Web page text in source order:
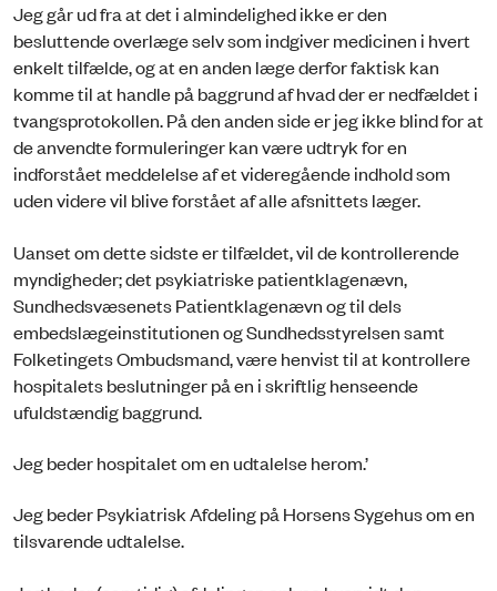
Jeg går ud fra at det i almindelighed ikke er den
besluttende overlæge selv som indgiver medicinen i hvert
enkelt tilfælde, og at en anden læge derfor faktisk kan
komme til at handle på baggrund af hvad der er nedfældet i
tvangsprotokollen. På den anden side er jeg ikke blind for at
de anvendte formuleringer kan være udtryk for en
indforstået meddelelse af et videregående indhold som
uden videre vil blive forstået af alle afsnittets læger.
Uanset om dette sidste er tilfældet, vil de kontrollerende
myndigheder; det psykiatriske patientklagenævn,
Sundhedsvæsenets Patientklagenævn og til dels
embedslægeinstitutionen og Sundhedsstyrelsen samt
Folketingets Ombudsmand, være henvist til at kontrollere
hospitalets beslutninger på en i skriftlig henseende
ufuldstændig baggrund.
Jeg beder hospitalet om en udtalelse herom.’
Jeg beder Psykiatrisk Afdeling på Horsens Sygehus om en
tilsvarende udtalelse.